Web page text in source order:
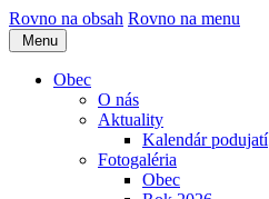
Rovno na obsah Rovno na menu
Menu
Obec
O nás
Aktuality
Kalendár podujatí
Fotogaléria
Obec